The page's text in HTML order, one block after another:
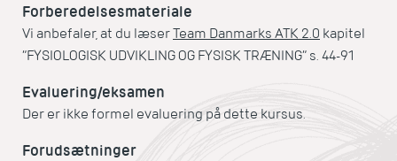
Forberedelsesmateriale
Vi anbefaler, at du læserTeam Danmarks ATK 2.0 kapitel
”FYSIOLOGISK UDVIKLING OG FYSISK TRÆNING” s. 44-91
Evaluering/eksamen
Der er ikke formel evaluering på dette kursus.
Forudsætninger